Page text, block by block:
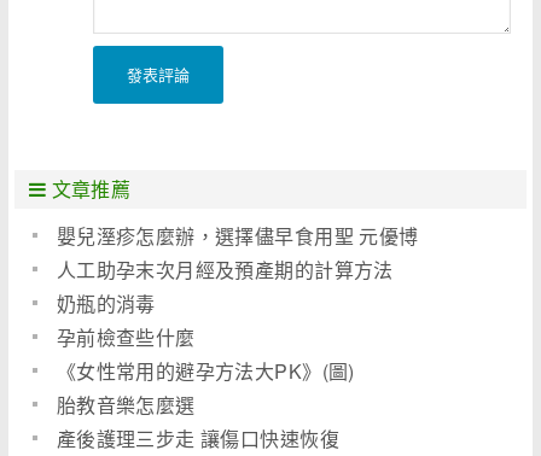
發表評論
文章推薦
嬰兒溼疹怎麼辦，選擇儘早食用聖 元優博
人工助孕末次月經及預產期的計算方法
奶瓶的消毒
孕前檢查些什麼
《女性常用的避孕方法大PK》(圖)
胎教音樂怎麼選
產後護理三步走 讓傷口快速恢復